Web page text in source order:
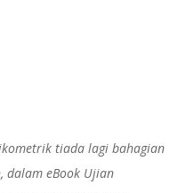
tiada lagi bahagian
dalam eBook Ujian